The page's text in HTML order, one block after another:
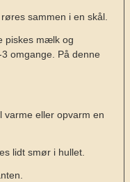
sammen i en skål.
piskes mælk og
omgange. På denne
varme eller opvarm en
lidt smør i hullet.